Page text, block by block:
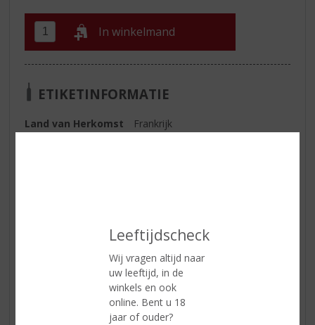
Leeftijdscheck
Wij vragen altijd naar
uw leeftijd, in de
winkels en ook
online. Bent u 18
jaar of ouder?
In winkelmand
ETIKETINFORMATIE
Land van Herkomst
Frankrijk
Stevig & Kruidig
Gebraden vlees, langzaam
gegaarde beenham, wild.